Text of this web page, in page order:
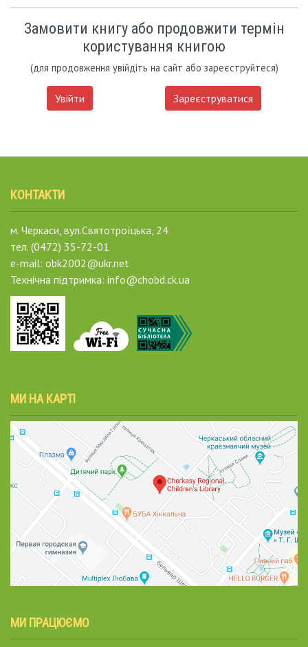
Замовити книгу або продовжити термін
користування книгою
(для продовження увійдіть на сайт або зареєструйтеся)
Увійти Зареєструватися
КОНТАКТИ
м. Черкаси, вул.Святотроїцька, 24
тел. (0472) 35-72-01
e-mail: obk2002@ukr.net
Технічна підтримка: info@chobd.ck.ua
МИ НА КАРТІ
МИ ПРАЦЮЄМО